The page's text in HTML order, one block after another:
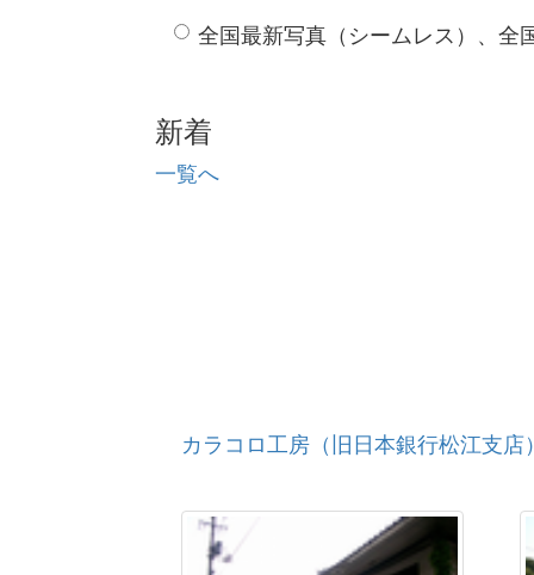
全国最新写真（シームレス）、全
新着
一覧へ
カラコロ工房（旧日本銀行松江支店